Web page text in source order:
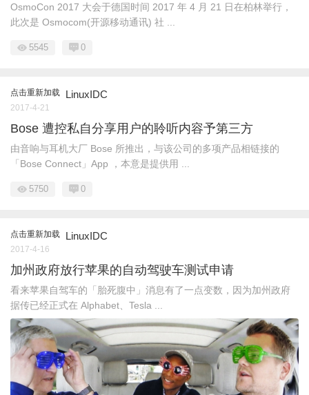
OsmoCon 2017 大会于德国时间 2017 年 4 月 21 日在柏林举行，
此次是 Osmocom(开源移动通讯) 社 ...
5545 0
点击重新加载 LinuxIDC
2017-4-21
Bose 遭控私自分享用户的聆听内容予第三方
由音响与耳机大厂 Bose 所推出，与该公司的多项产品相链接的
「Bose Connect」App ，本意是提供用 ...
5750 0
点击重新加载 LinuxIDC
2017-4-16
加州政府放行苹果的自动驾驶车测试申请
看来苹果自驾车的「胎死腹中」消息有了一点变数，因为加州政府
据传已经正式在 Alphabet、Tesla ...